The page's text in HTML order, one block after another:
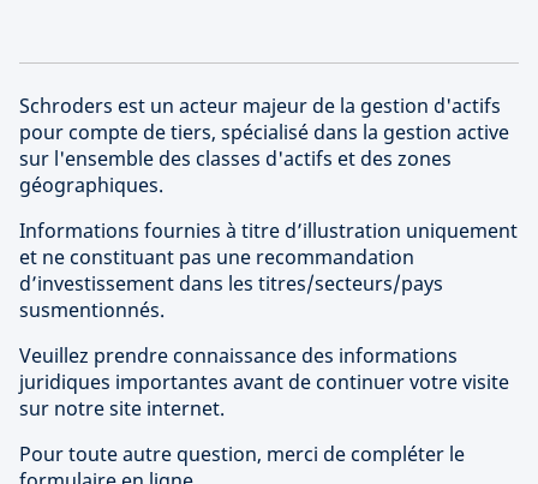
Schroders est un acteur majeur de la gestion d'actifs
pour compte de tiers, spécialisé dans la gestion active
sur l'ensemble des classes d'actifs et des zones
géographiques.
Informations fournies à titre d’illustration uniquement
et ne constituant pas une recommandation
d’investissement dans les titres/secteurs/pays
susmentionnés.
Veuillez prendre connaissance des informations
juridiques importantes avant de continuer votre visite
sur notre site internet.
Pour toute autre question, merci de compléter le